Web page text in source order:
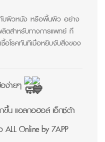
กับผิวหนัง หรือพื้นผิว อย่าง
ตสำหรับทางการแพทย์ ที่
ชื้อโรคทันทีเมื่อหยิบจับสิ่งของ
อง่ายๆ
ขึ้น แอลกอฮอล์ เอ็กซ์ต้า
ALL Online by 7APP